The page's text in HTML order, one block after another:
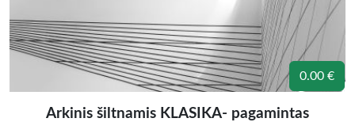
0.00 €
Arkinis šiltnamis KLASIKA- pagamintas